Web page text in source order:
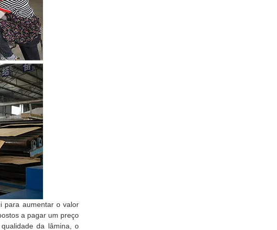
para aumentar o valor
a pagar um preço
da lâmina, o